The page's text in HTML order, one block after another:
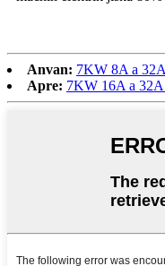
Anvan: 7KW 8A a
Apre: 7KW 16A a